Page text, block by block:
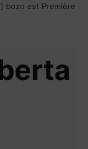
bozo est Première